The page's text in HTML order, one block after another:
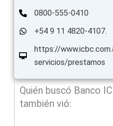
0800-555-0410
+54 9 11 4820-4107.
https://
servicios/prestamos
Quién buscó Banco
también vió: